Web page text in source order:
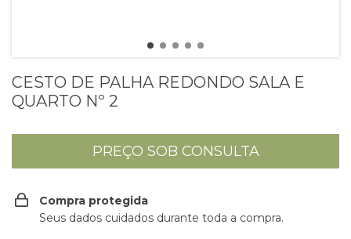
CESTO DE PALHA REDONDO SALA E
QUARTO Nº 2
Compra protegida
Seus dados cuidados durante toda a compra.